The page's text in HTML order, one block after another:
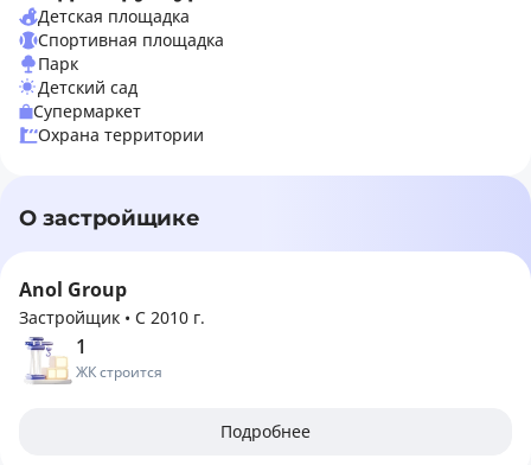
Детская площадка
Спортивная площадка
Парк
Детский сад
Супермаркет
Охрана территории
О застройщике
Anol Group
Застройщик • С 2010 г.
1
ЖК строится
Подробнее